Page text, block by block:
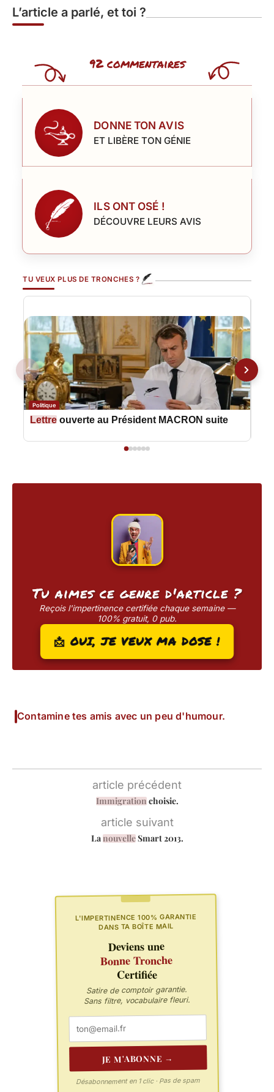
L’article a parlé, et toi ?
92 commentaires
DONNE TON AVIS
ET LIBÈRE TON GÉNIE
ILS ONT OSÉ !
DÉCOUVRE LEURS AVIS
TU VEUX PLUS DE TRONCHES ?
Politique
Lettre ouverte au Président MACRON suite
Tu aimes ce genre d'article ?
Reçois l'impertinence certifiée chaque semaine —
100% gratuit, 0 pub.
📩 OUI, JE VEUX MA DOSE !
Contamine tes amis avec un peu d'humour.
article précédent
Immigrationchoisie.
article suivant
LanouvelleSmart 2013.
L'IMPERTINENCE 100% GARANTIE
DANS TA BOÎTE MAIL
Deviens une
Bonne Tronche
Certifiée
Satire de comptoir garantie.
Sans filtre, vocabulaire fleuri.
JE M'ABONNE →
Désabonnement en 1 clic · Pas de spam